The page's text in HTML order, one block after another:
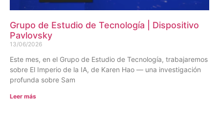
Grupo de Estudio de Tecnología | Dispositivo
Pavlovsky
13/06/2026
Este mes, en el Grupo de Estudio de Tecnología, trabajaremos
sobre El Imperio de la IA, de Karen Hao — una investigación
profunda sobre Sam
Leer más